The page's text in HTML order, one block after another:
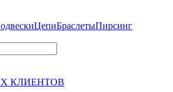
ЦепиБраслетыПирсинг
КЛИЕНТОВ